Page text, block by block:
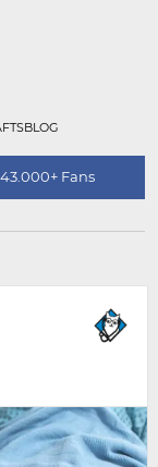
43.000+ Fans